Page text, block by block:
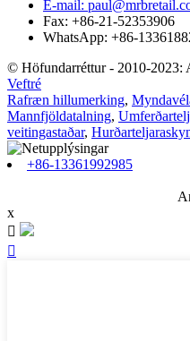
E-mail:
Fax: +86-21-52353906
WhatsApp: +86-
© Höfundarréttur - 2010-2023:
Veftré
Rafræn hillumerking,
Mannfjöldatalning,
veitingastaðar,
+86-13361992985
x

